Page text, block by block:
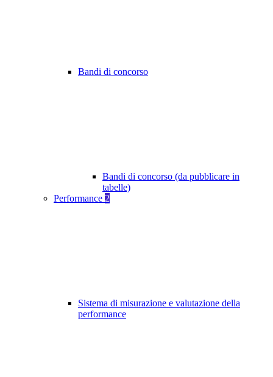
Bandi di concorso
Bandi di concorso (da pubblicare in
tabelle)
Performance 2
Sistema di misurazione e valutazione della
performance